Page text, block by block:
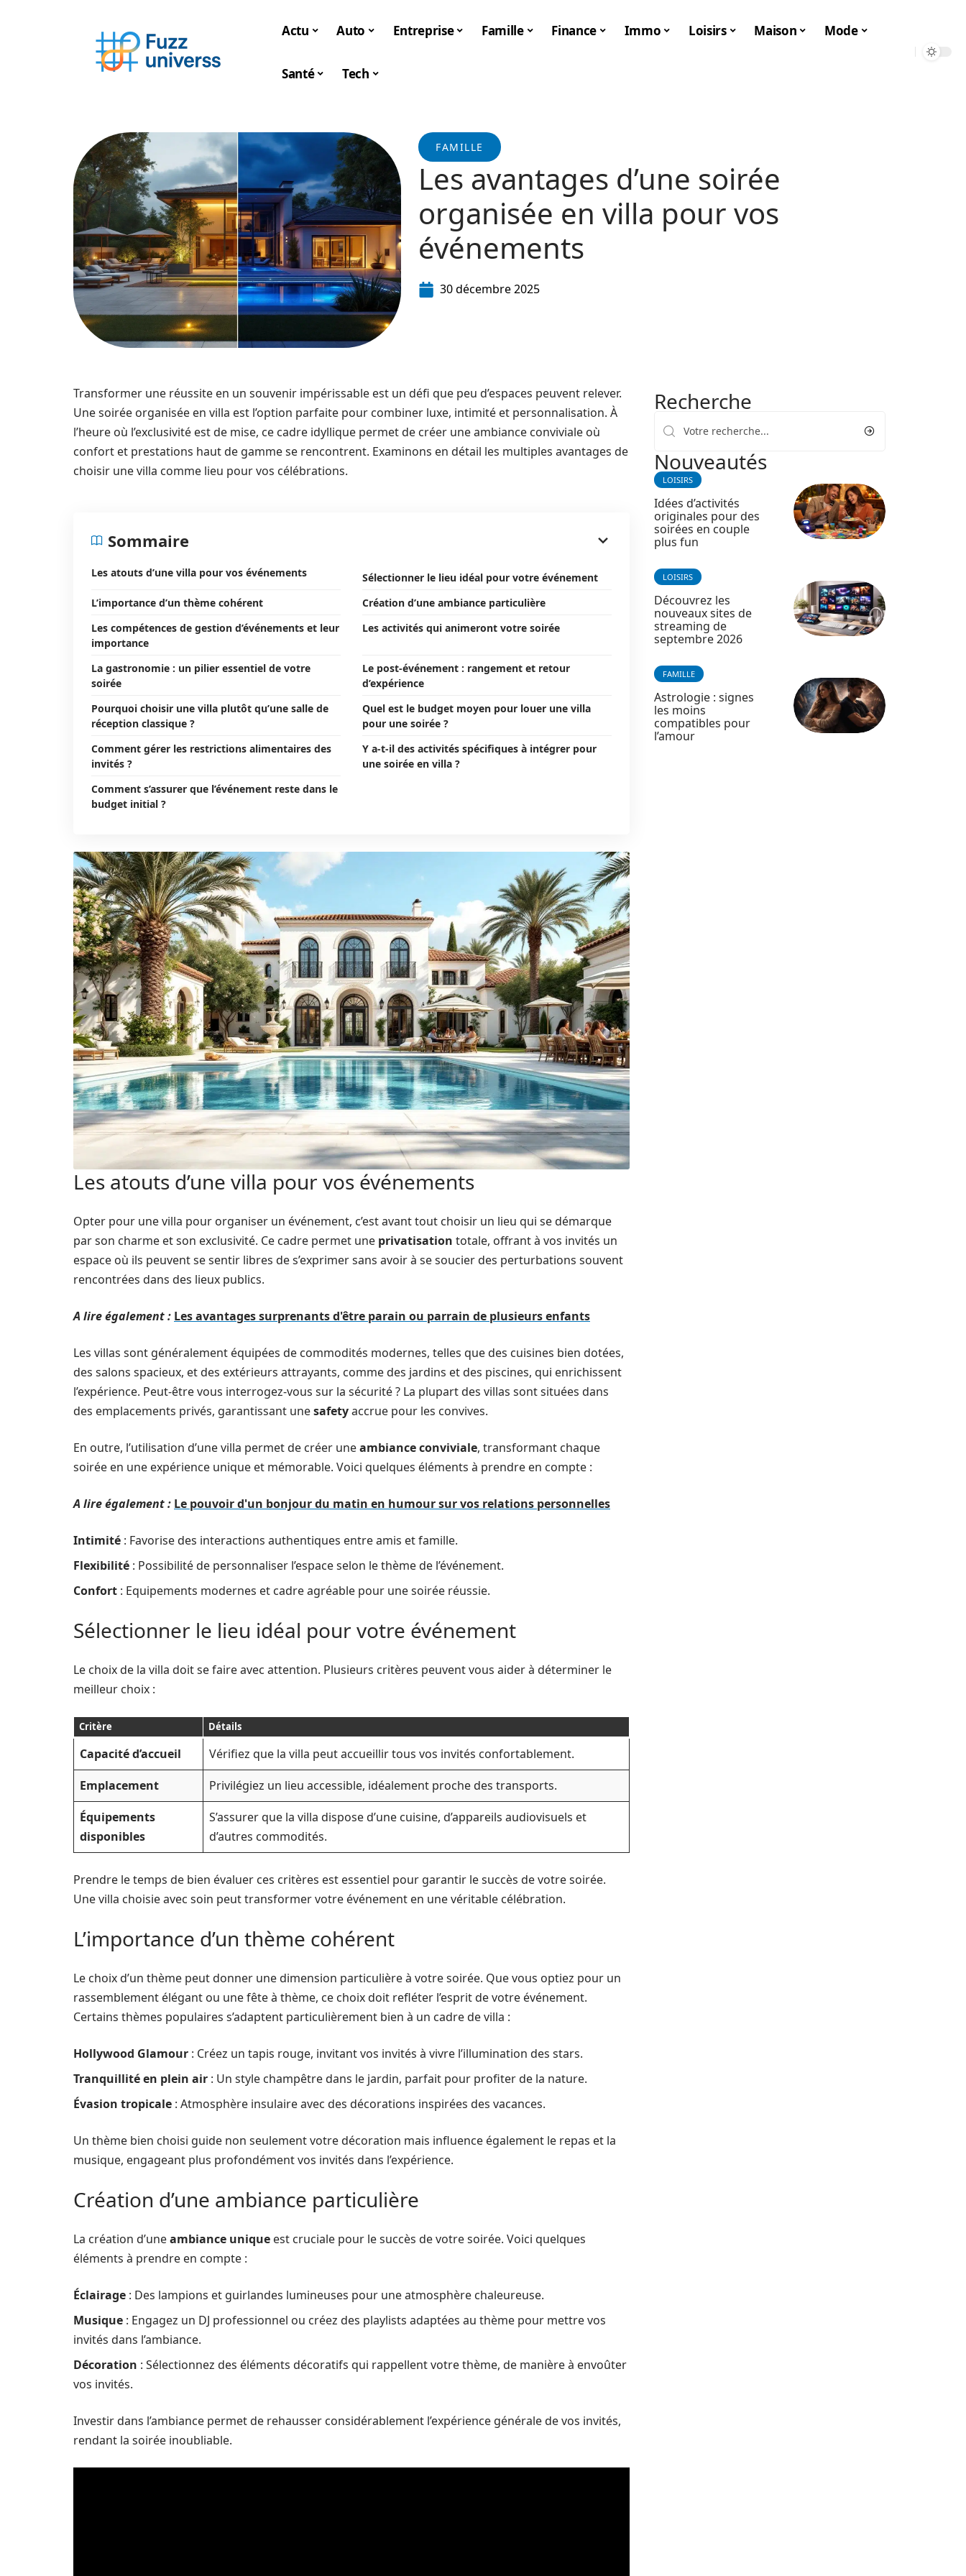
Actu Auto Entreprise Famille Finance Immo Loisirs Maison Mode
Santé Tech
FAMILLE
Les avantages d’une soirée
organisée en villa pour vos
événements
30 décembre 2025
Transformer une réussite en un souvenir impérissable est un défi que peu d’espaces peuvent relever.
Une soirée organisée en villa est l’option parfaite pour combiner luxe, intimité et personnalisation. À
l’heure où l’exclusivité est de mise, ce cadre idyllique permet de créer une ambiance conviviale où
confort et prestations haut de gamme se rencontrent. Examinons en détail les multiples avantages de
choisir une villa comme lieu pour vos célébrations.
Sommaire
Les atouts d’une villa pour vos événements
Sélectionner le lieu idéal pour votre événement
L’importance d’un thème cohérent
Création d’une ambiance particulière
Les compétences de gestion d’événements et leur
importance
Les activités qui animeront votre soirée
La gastronomie : un pilier essentiel de votre
soirée
Le post-événement : rangement et retour
d’expérience
Pourquoi choisir une villa plutôt qu’une salle de
réception classique ?
Quel est le budget moyen pour louer une villa
pour une soirée ?
Comment gérer les restrictions alimentaires des
invités ?
Y a-t-il des activités spécifiques à intégrer pour
une soirée en villa ?
Comment s’assurer que l’événement reste dans le
budget initial ?
Les atouts d’une villa pour vos événements
Opter pour une villa pour organiser un événement, c’est avant tout choisir un lieu qui se démarque
par son charme et son exclusivité. Ce cadre permet une privatisation totale, offrant à vos invités un
espace où ils peuvent se sentir libres de s’exprimer sans avoir à se soucier des perturbations souvent
rencontrées dans des lieux publics.
A lire également : Les avantages surprenants d'être parain ou parrain de plusieurs enfants
Les villas sont généralement équipées de commodités modernes, telles que des cuisines bien dotées,
des salons spacieux, et des extérieurs attrayants, comme des jardins et des piscines, qui enrichissent
l’expérience. Peut-être vous interrogez-vous sur la sécurité ? La plupart des villas sont situées dans
des emplacements privés, garantissant unesafetyaccrue pour les convives.
En outre, l’utilisation d’une villa permet de créer uneambiance conviviale, transformant chaque
soirée en une expérience unique et mémorable. Voici quelques éléments à prendre en compte :
A lire également : Le pouvoir d'un bonjour du matin en humour sur vos relations personnelles
Intimité : Favorise des interactions authentiques entre amis et famille.
Flexibilité : Possibilité de personnaliser l’espace selon le thème de l’événement.
Confort : Equipements modernes et cadre agréable pour une soirée réussie.
Sélectionner le lieu idéal pour votre événement
Le choix de la villa doit se faire avec attention. Plusieurs critères peuvent vous aider à déterminer le
meilleur choix :
Critère Détails
Capacité d’accueil
Vérifiez que la villa peut accueillir tous vos invités confortablement.
Emplacement
Privilégiez un lieu accessible, idéalement proche des transports.
Équipements
disponibles
S’assurer que la villa dispose d’une cuisine, d’appareils audiovisuels et
d’autres commodités.
Prendre le temps de bien évaluer ces critères est essentiel pour garantir le succès de votre soirée.
Une villa choisie avec soin peut transformer votre événement en une véritable célébration.
L’importance d’un thème cohérent
Le choix d’un thème peut donner une dimension particulière à votre soirée. Que vous optiez pour un
rassemblement élégant ou une fête à thème, ce choix doit refléter l’esprit de votre événement.
Certains thèmes populaires s’adaptent particulièrement bien à un cadre de villa :
Hollywood Glamour : Créez un tapis rouge, invitant vos invités à vivre l’illumination des stars.
Tranquillité en plein air : Un style champêtre dans le jardin, parfait pour profiter de la nature.
Évasion tropicale : Atmosphère insulaire avec des décorations inspirées des vacances.
Un thème bien choisi guide non seulement votre décoration mais influence également le repas et la
musique, engageant plus profondément vos invités dans l’expérience.
Création d’une ambiance particulière
La création d’uneambiance unique est cruciale pour le succès de votre soirée. Voici quelques
éléments à prendre en compte :
Éclairage : Des lampions et guirlandes lumineuses pour une atmosphère chaleureuse.
Musique : Engagez un DJ professionnel ou créez des playlists adaptées au thème pour mettre vos
invités dans l’ambiance.
Décoration : Sélectionnez des éléments décoratifs qui rappellent votre thème, de manière à envoûter
vos invités.
Investir dans l’ambiance permet de rehausser considérablement l’expérience générale de vos invités,
rendant la soirée inoubliable.
Recherche
Nouveautés
LOISIRS
Idées d’activités
originales pour des
soirées en couple
plus fun
LOISIRS
Découvrez les
nouveaux sites de
streaming de
septembre 2026
FAMILLE
Astrologie : signes
les moins
compatibles pour
l’amour